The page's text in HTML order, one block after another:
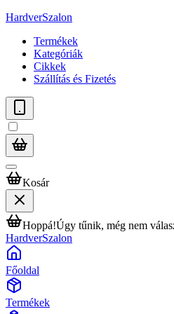
HardverSzalon
Termékek
Kategóriák
Cikkek
Szállítás és Fizetés
Kosár
Hoppá!Úgy tűnik, még nem
HardverSzalon
Főoldal
Termékek